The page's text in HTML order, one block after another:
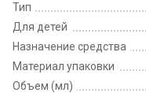
Тип
Для детей
Назначение средства
Материал упаковки
Объем (мл)